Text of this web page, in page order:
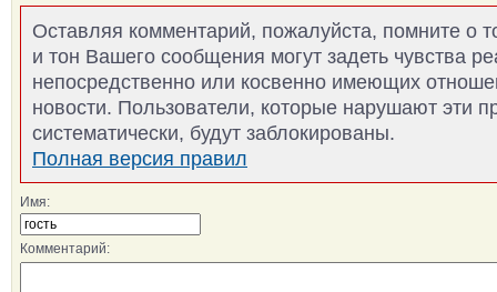
Оставляя комментарий, пожалуйста, помните о
и тон Вашего сообщения могут задеть чувства
непосредственно или косвенно имеющих
новости. Пользователи, которые нарушают эти
систематически, будут заблокированы.
Полная версия правил
Имя:
Комментарий: